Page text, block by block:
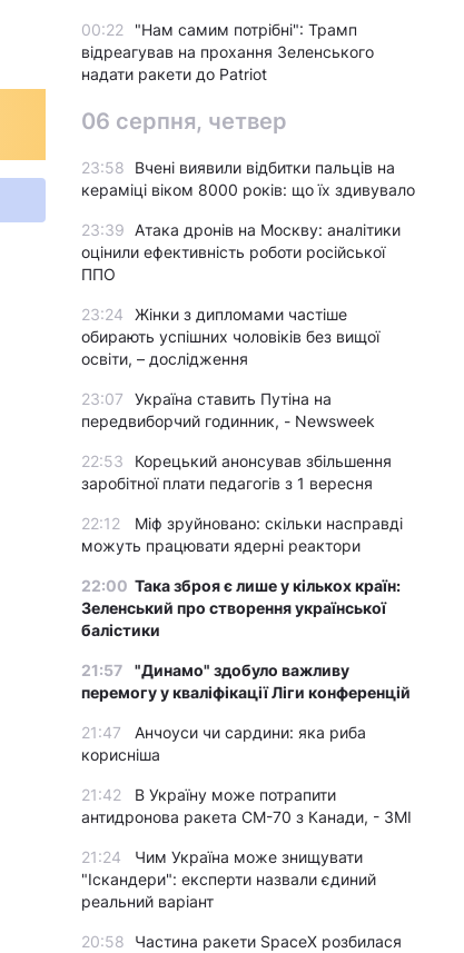
00:22
"Нам самим потрібні": Трамп
відреагував на прохання Зеленського
надати ракети до Patriot
06 серпня, четвер
23:58
Вчені виявили відбитки пальців на
кераміці віком 8000 років: що їх здивувало
23:39
Атака дронів на Москву: аналітики
оцінили ефективність роботи російської
ППО
23:24
Жінки з дипломами частіше
обирають успішних чоловіків без вищої
освіти, – дослідження
23:07
Україна ставить Путіна на
передвиборчий годинник, - Newsweek
22:53
Корецький анонсував збільшення
заробітної плати педагогів з 1 вересня
22:12
Міф зруйновано: скільки насправді
можуть працювати ядерні реактори
22:00 Така зброя є лише у кількох країн:
Зеленський про створення української
балістики
21:57
"Динамо" здобуло важливу
перемогу у кваліфікації Ліги конференцій
21:47
Анчоуси чи сардини: яка риба
корисніша
21:42
В Україну може потрапити
антидронова ракета CM-70 з Канади, - ЗМІ
21:24
Чим Україна може знищувати
"Іскандери": експерти назвали єдиний
реальний варіант
20:58
Частина ракети SpaceX розбилася